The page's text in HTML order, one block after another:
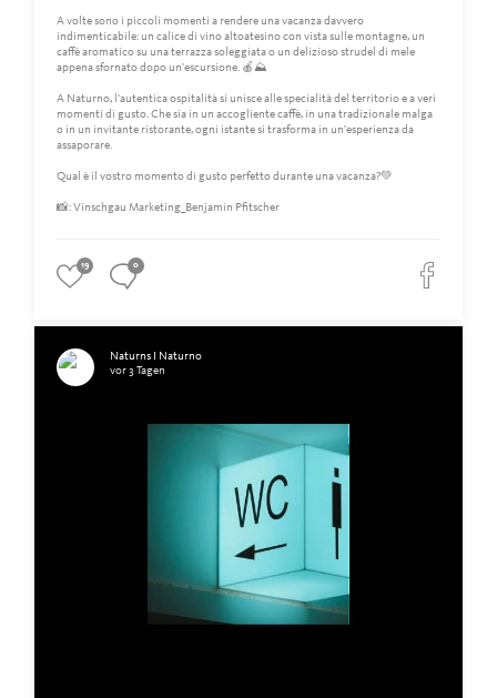
A volte sono i piccoli momenti a rendere una vacanza davvero
indimenticabile: un calice di vino altoatesino con vista sulle montagne, un
caffè aromatico su una terrazza soleggiata o un delizioso strudel di mele
appena sfornato dopo un'escursione. 🍎⛰️
A Naturno, l'autentica ospitalità si unisce alle specialità del territorio e a veri
momenti di gusto. Che sia in un accogliente caffè, in una tradizionale malga
o in un invitante ristorante, ogni istante si trasforma in un'esperienza da
assaporare.
Qual è il vostro momento di gusto perfetto durante una vacanza?💚
📸: Vinschgau Marketing_Benjamin Pfitscher
19 0
Naturns I Naturno
vor 3 Tagen